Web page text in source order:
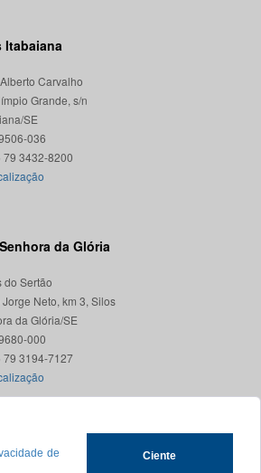
de
Ciente
Itabaiana
Carvalho
Grande, s/n
SE
036
da Glória
do Sertão
Neto, km 3, Silos
da Glória/SE
000
Contato +55 79 3194-7127